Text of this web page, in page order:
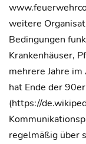
weitere
Bedingungen
Krankenhäuser,
mehrere Jahre
hat Ende der
(https://
regelmäßig über